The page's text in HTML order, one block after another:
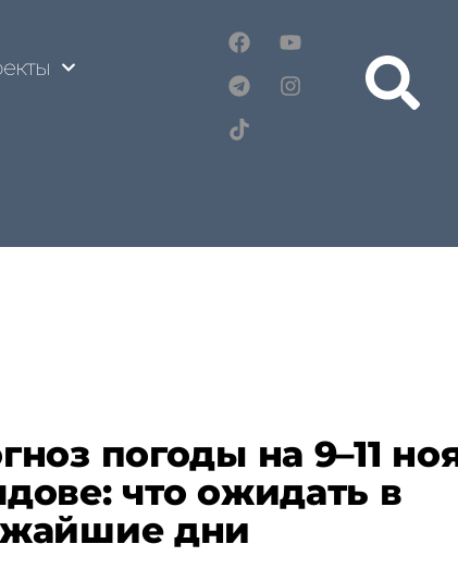
погоды на 9–11
что ожидать в
дни